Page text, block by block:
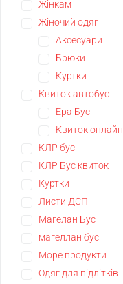
Жінкам
Жіночий одяг
Аксесуари
Брюки
Куртки
Квиток автобус
Ера Бус
Квиток онлайн
КЛР бус
КЛР Бус квиток
Куртки
Листи ДСП
Магелан Бус
магеллан бус
Море продукти
Одяг для підлітків